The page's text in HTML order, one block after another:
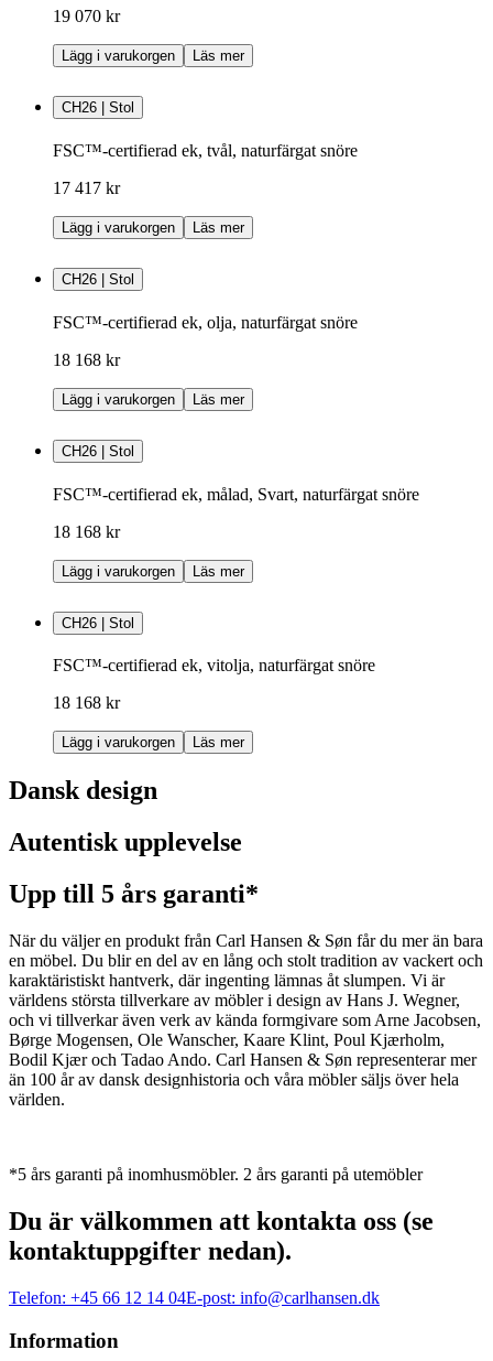
19 070 kr
Lägg i varukorgen Läs mer
CH26 | Stol
FSC™-certifierad ek, tvål, naturfärgat snöre
17 417 kr
Lägg i varukorgen Läs mer
CH26 | Stol
FSC™-certifierad ek, olja, naturfärgat snöre
18 168 kr
Lägg i varukorgen Läs mer
CH26 | Stol
FSC™-certifierad ek, målad, Svart, naturfärgat snöre
18 168 kr
Lägg i varukorgen Läs mer
CH26 | Stol
FSC™-certifierad ek, vitolja, naturfärgat snöre
18 168 kr
Lägg i varukorgen Läs mer
Dansk design
Autentisk upplevelse
Upp till 5 års garanti*
När du väljer en produkt från Carl Hansen & Søn får du mer än bara
en möbel. Du blir en del av en lång och stolt tradition av vackert och
karaktäristiskt hantverk, där ingenting lämnas åt slumpen. Vi är
världens största tillverkare av möbler i design av Hans J. Wegner,
och vi tillverkar även verk av kända formgivare som Arne Jacobsen,
Børge Mogensen, Ole Wanscher, Kaare Klint, Poul Kjærholm,
Bodil Kjær och Tadao Ando. Carl Hansen & Søn representerar mer
än 100 år av dansk designhistoria och våra möbler säljs över hela
världen.
*5 års garanti på inomhusmöbler. 2 års garanti på utemöbler
Du är välkommen att kontakta oss (se
kontaktuppgifter nedan).
Telefon: +45 66 12 14 04E-post: info@carlhansen.dk
Information